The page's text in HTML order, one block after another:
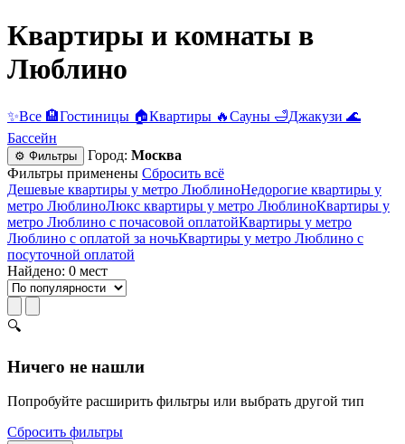
Квартиры и комнаты в
Люблино
✨Все 🏨Гостиницы 🏠Квартиры 🔥Сауны 🛁Джакузи 🌊
Бассейн
⚙ Фильтры Город: Москва
Фильтры применены Сбросить всё
Дешевые квартиры у метро ЛюблиноНедорогие квартиры у
метро ЛюблиноЛюкс квартиры у метро ЛюблиноКвартиры у
метро Люблино c почасовой оплатойКвартиры у метро
Люблино с оплатой за ночьКвартиры у метро Люблино c
посуточной оплатой
Найдено: 0 мест
🔍
Ничего не нашли
Попробуйте расширить фильтры или выбрать другой тип
Сбросить фильтры